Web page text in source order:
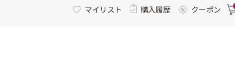
マイリスト 購入履歴 クーポン